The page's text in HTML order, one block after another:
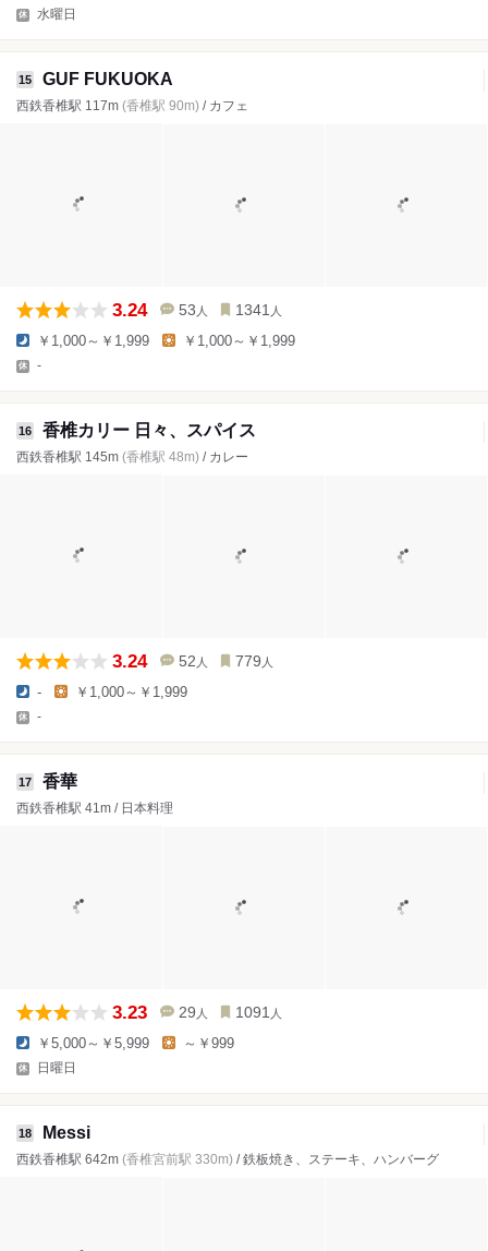
水曜日
15 GUF FUKUOKA
西鉄香椎駅 117m (香椎駅 90m) / カフェ
3.24 53 人 1341 人
￥1,000～￥1,999 ￥1,000～￥1,999
-
16 香椎カリー 日々、スパイス
西鉄香椎駅 145m (香椎駅 48m) / カレー
3.24 52 人 779 人
- ￥1,000～￥1,999
-
17 香華
西鉄香椎駅 41m / 日本料理
3.23 29 人 1091 人
￥5,000～￥5,999 ～￥999
日曜日
18 Messi
西鉄香椎駅 642m (香椎宮前駅 330m) / 鉄板焼き、ステーキ、ハンバーグ